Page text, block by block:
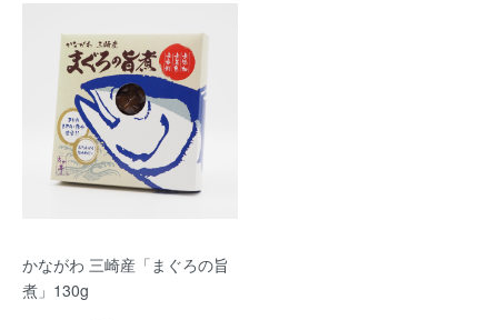
かながわ 三崎産「まぐろの旨
煮」130g